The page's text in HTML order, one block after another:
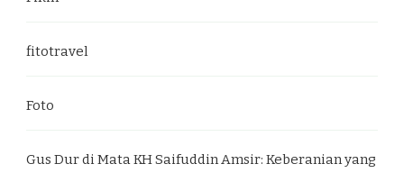
fitotravel
Foto
Gus Dur di Mata KH Saifuddin Amsir: Keberanian yang